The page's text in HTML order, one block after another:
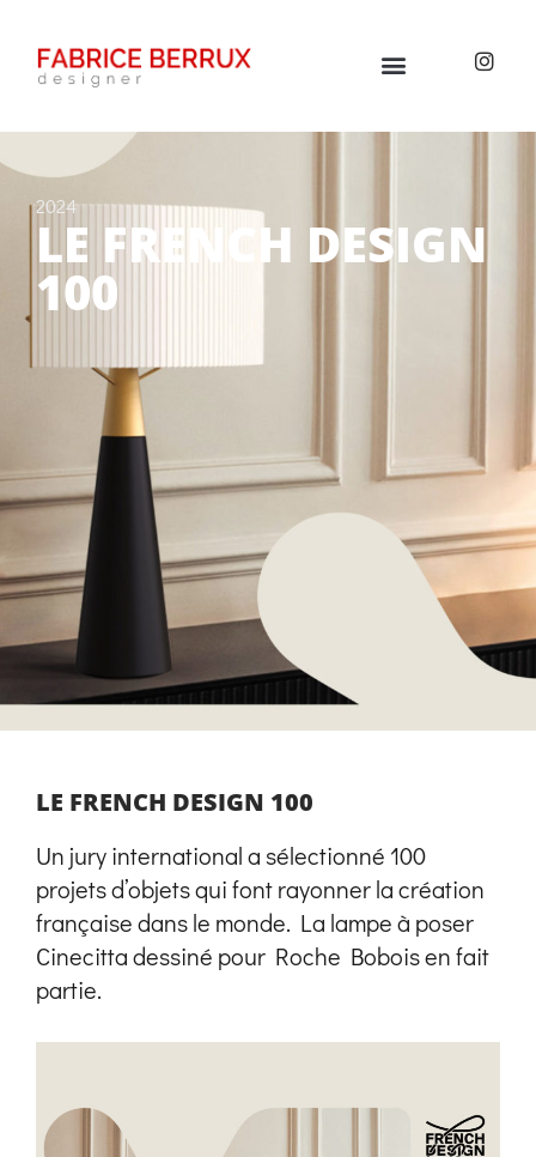
2024
LE FRENCH DESIGN
100
LE FRENCH DESIGN 100
Un jury international a sélectionné 100
projets d’objets qui font rayonner la création
française dans le monde. La lampe à poser
Cinecitta dessiné pour Roche Bobois en fait
partie.